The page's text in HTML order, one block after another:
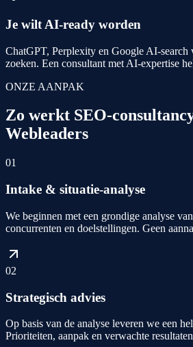
Je wilt AI-ready worden
ChatGPT, Perplexity en Google AI-search
zoeken. Een consultant met AI-expertise
ONZE AANPAK
Zo werkt SEO-
Webleaders
01
Intake & situatie-analyse
We beginnen met een grondige analyse
concurrenten en doelstellingen. Geen
02
Strategisch advies
Op basis van de analyse leveren we een
Prioriteiten, aanpak en verwachte